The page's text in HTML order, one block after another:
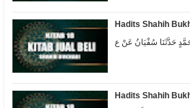
Hadits Shahih
Hadits Shahih